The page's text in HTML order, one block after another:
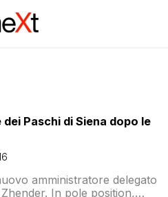
Paschi di Siena dopo le
In pole position,